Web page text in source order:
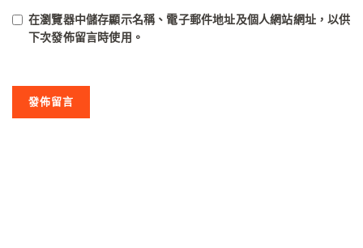
在瀏覽器中儲存顯示名稱、電子郵件地址及個人網站網址，以供
下次發佈留言時使用。